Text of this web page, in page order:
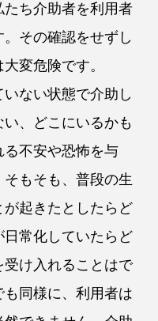
ち介助者を利用者
その確認をせずし
変危険です。
ない状態で介助し
、どこにいるかも
不安や恐怖を与
もそも、普段の生
起きたとしたらど
日常化していたらど
受け入れることはで
同様に、利用者は